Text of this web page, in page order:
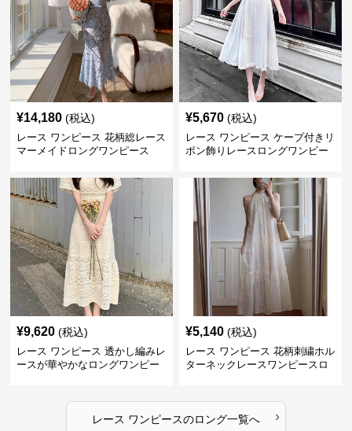
¥14,180 (税込)
レース ワンピース 花柄総レース
マーメイドロングワンピース
¥5,670 (税込)
レース ワンピース ケープ付きリ
ボン飾りレースロングワンピー
¥9,620 (税込)
レース ワンピース 透かし編みレ
ースが華やかなロングワンピー
¥5,140 (税込)
レース ワンピース 花柄刺繍ホル
ターネックレースワンピースロ
レース ワンピースのロング一覧へ ›